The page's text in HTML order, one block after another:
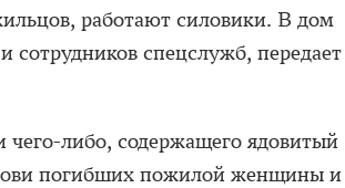
работают силовики. В дом
спецслужб, передает
либо, содержащего ядовитый
погибших пожилой женщины и